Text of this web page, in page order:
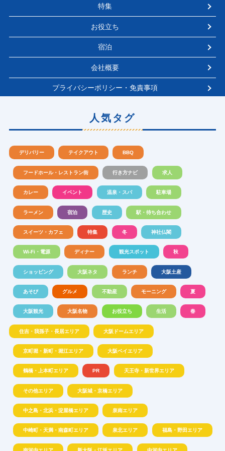
特集
お役立ち
宿泊
会社概要
プライバシーポリシー・免責事項
人気タグ
デリバリー テイクアウト BBQ
フードホール・レストラン街 行き方ナビ 求人
カレー イベント 温泉・スパ 駐車場
ラーメン 宿泊 歴史 駅・待ち合わせ
スイーツ・カフェ 特集 冬 神社仏閣
Wi-Fi・電源 ディナー 観光スポット 秋
ショッピング 大阪ネタ ランチ 大阪土産
あそび グルメ 不動産 モーニング 夏
大阪観光 大阪名物 お役立ち 生活 春
住吉・我孫子・長居エリア 大阪ドームエリア
京町堀・新町・堀江エリア 大阪ベイエリア
鶴橋・上本町エリア PR 天王寺・新世界エリア
その他エリア 大阪城・京橋エリア
中之島・北浜・淀屋橋エリア 泉南エリア
中崎町・天満・南森町エリア 泉北エリア 福島・野田エリア